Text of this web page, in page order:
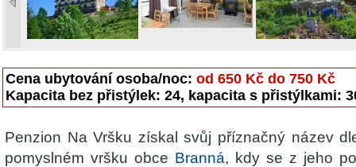
Cena ubytování osoba/noc: od 650 Kč do 750 Kč
Kapacita bez přistýlek: 24, kapacita s přistýlkami:
Penzion Na Vršku získal svůj příznačný název
pomyslném vršku obce Branná, kdy se z jeho